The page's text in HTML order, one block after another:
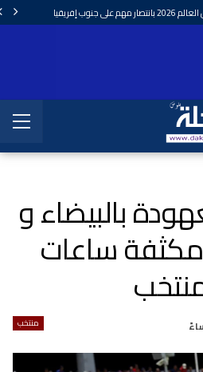
جنوب إفريقيا
بالبيضاء و
مكثفة ساعات
منتخب